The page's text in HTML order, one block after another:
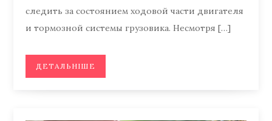
следить за состоянием ходовой части двигателя
и тормозной системы грузовика. Несмотря […]
ДЕТАЛЬНІШЕ